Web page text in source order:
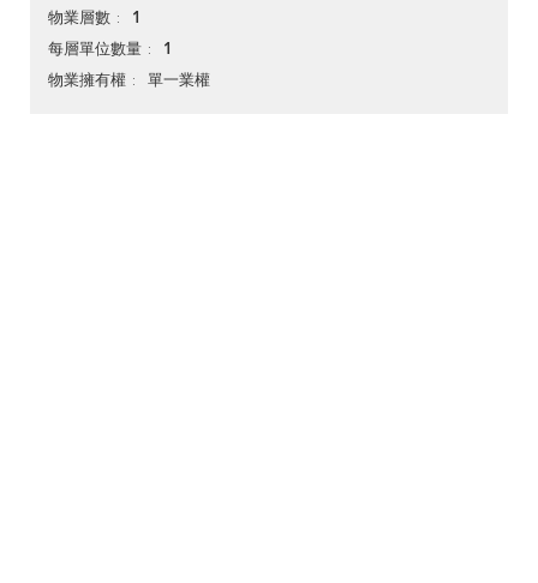
物業層數 1
每層單位數量 1
物業擁有權 單一業權